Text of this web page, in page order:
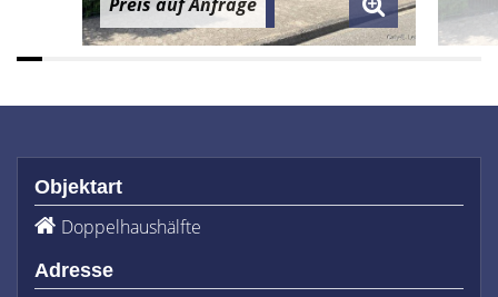
Objektart
Doppelhaushälfte
Adresse